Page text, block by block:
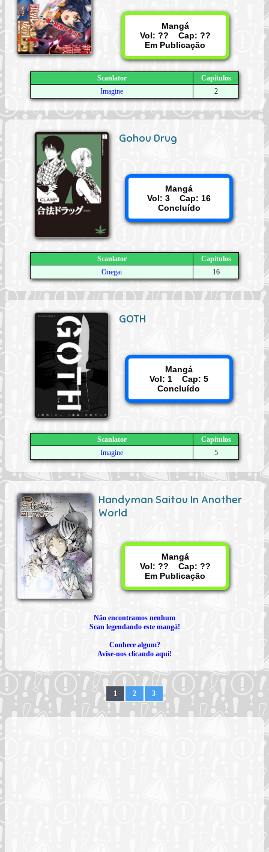
Mangá
Vol: ?? Cap: ??
Em Publicação
Scanlator
Capítulos
Imagine
2
Gohou Drug
Mangá
Vol: 3 Cap: 16
Concluído
Scanlator
Capítulos
Onegai
16
GOTH
Mangá
Vol: 1 Cap: 5
Concluído
Scanlator
Capítulos
Imagine
5
Handyman Saitou In Another
World
Mangá
Vol: ?? Cap: ??
Em Publicação
Não encontramos nenhum
Scan legendando este mangá!
Conhece algum?
Avise-nos clicando aqui!
1 2 3